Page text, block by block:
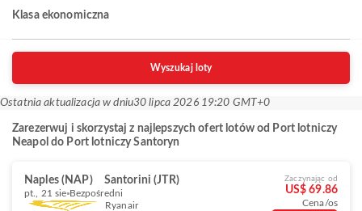
Klasa ekonomiczna
Wyszukaj loty
Ostatnia aktualizacja w dniu30 lipca 2026 19:20 GMT+0
Zarezerwuj i skorzystaj z najlepszych ofert lotów od Port lotniczy
Neapol do Port lotniczy Santoryn
Naples (NAP) Santorini (JTR)
pt., 21 sie Bezpośredni
Ryanair
Zaczynając od
US$ 69.86
Cena/os